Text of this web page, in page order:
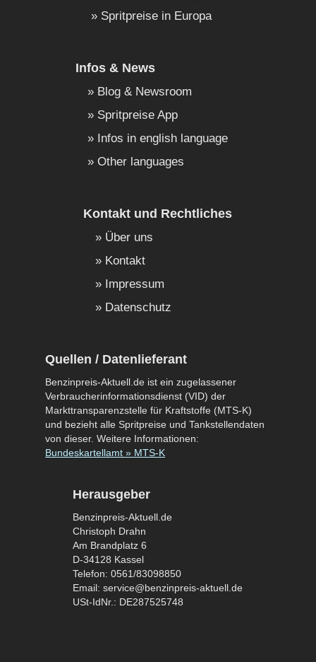
Spritpreise in Europa
Infos & News
Blog & Newsroom
Spritpreise App
Infos in english language
Other languages
Kontakt und Rechtliches
Über uns
Kontakt
Impressum
Datenschutz
Quellen / Datenlieferant
Benzinpreis-Aktuell.de ist ein zugelassener
Verbraucherinformationsdienst (VID) der
Markttransparenzstelle für Kraftstoffe (MTS-K)
und bezieht alle Spritpreise und Tankstellendaten
von dieser. Weitere Informationen:
Bundeskartellamt » MTS-K
Herausgeber
Benzinpreis-Aktuell.de
Christoph Drahn
Am Brandplatz 6
D-34128 Kassel
Telefon: 0561/83098850
Email: service@benzinpreis-aktuell.de
USt-IdNr.: DE287525748